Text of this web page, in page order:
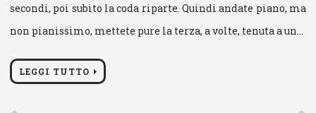
secondi, poi subito la coda riparte. Quindi andate piano, ma
non pianissimo, mettete pure la terza, a volte, tenuta a un…
LEGGI TUTTO